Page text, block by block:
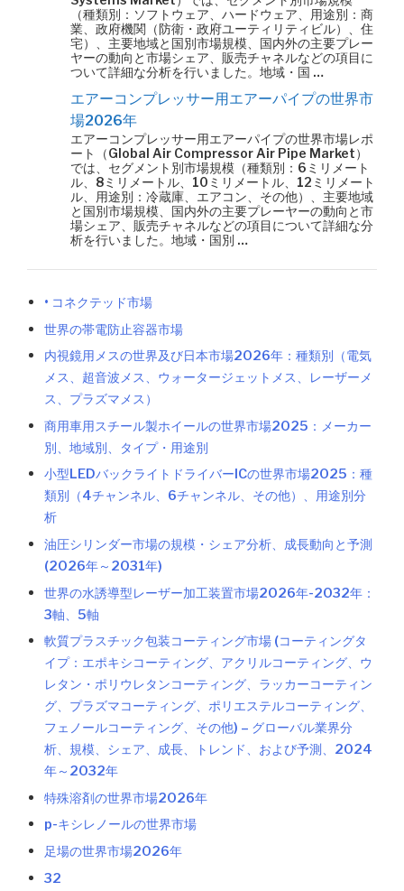
（種類別：ソフトウェア、ハードウェア、用途別：商
業、政府機関（防衛・政府ユーティリティビル）、住
宅）、主要地域と国別市場規模、国内外の主要プレー
ヤーの動向と市場シェア、販売チャネルなどの項目に
ついて詳細な分析を行いました。地域・国 …
エアーコンプレッサー用エアーパイプの世界市
場2026年
エアーコンプレッサー用エアーパイプの世界市場レポ
ート（Global Air Compressor Air Pipe Market）
では、セグメント別市場規模（種類別：6ミリメート
ル、8ミリメートル、10ミリメートル、12ミリメート
ル、用途別：冷蔵庫、エアコン、その他）、主要地域
と国別市場規模、国内外の主要プレーヤーの動向と市
場シェア、販売チャネルなどの項目について詳細な分
析を行いました。地域・国別 …
• コネクテッド市場
世界の帯電防止容器市場
内視鏡用メスの世界及び日本市場2026年：種類別（電気
メス、超音波メス、ウォータージェットメス、レーザーメ
ス、プラズマメス）
商用車用スチール製ホイールの世界市場2025：メーカー
別、地域別、タイプ・用途別
小型LEDバックライトドライバーICの世界市場2025：種
類別（4チャンネル、6チャンネル、その他）、用途別分
析
油圧シリンダー市場の規模・シェア分析、成長動向と予測
(2026年～2031年)
世界の水誘導型レーザー加工装置市場2026年-2032年：
3軸、5軸
軟質プラスチック包装コーティング市場 (コーティングタ
イプ：エポキシコーティング、アクリルコーティング、ウ
レタン・ポリウレタンコーティング、ラッカーコーティン
グ、プラズマコーティング、ポリエステルコーティング、
フェノールコーティング、その他) – グローバル業界分
析、規模、シェア、成長、トレンド、および予測、2024
年～2032年
特殊溶剤の世界市場2026年
p-キシレノールの世界市場
足場の世界市場2026年
32